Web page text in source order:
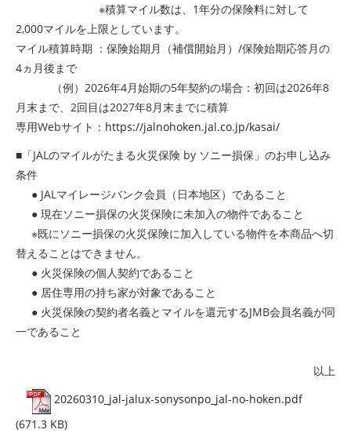
※積算マイル数は、1年分の保険料に対して
2,000マイルを上限としています。
マイル積算時期 ：保険始期月（補償開始月）/保険始期応答月の
4ヵ月後まで
（例）2026年4月始期の5年契約の場合：初回は2026年8
月末まで、2回目は2027年8月末までに積算
専用Webサイト： https://jalnohoken.jal.co.jp/kasai/
■「JALのマイルがたまる火災保険 by ソニー損保」のお申し込み
条件
● JALマイレージバンク会員（日本地区）であること
● 現在ソニー損保の火災保険に未加入の物件であること
※既にソニー損保の火災保険に加入している物件を本商品へ切
替えることはできません。
● 火災保険の個人契約であること
● 居住専用の持ち家が対象であること
● 火災保険の契約者名義とマイルを還元するJMB会員名義が同
一であること
以上
20260310_jal-jalux-sonysonpo_jal-no-hoken.pdf
(671.3 KB)